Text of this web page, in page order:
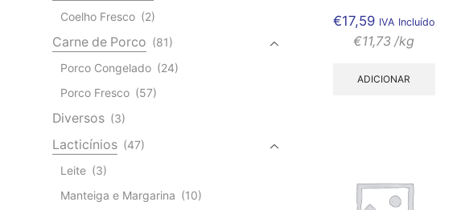
€17,59 IVA Incluído
€11,73 /kg
ADICIONAR
Coelho Fresco (2)
Carne de Porco (81)
Porco Congelado (24)
Porco Fresco (57)
Diversos (3)
Lacticínios (47)
Leite (3)
Manteiga e Margarina (10)